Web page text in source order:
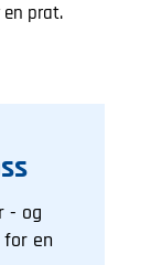
prat.
- og
en